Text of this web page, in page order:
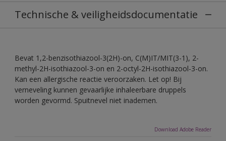
Technische & veiligheidsdocumentatie
Bevat 1,2-benzisothiazool-3(2H)-on, C(M)IT/MIT(3-1), 2-
methyl-2H-isothiazool-3-on en 2-octyl-2H-isothiazool-3-on.
Kan een allergische reactie veroorzaken. Let op! Bij
verneveling kunnen gevaarlijke inhaleerbare druppels
worden gevormd. Spuitnevel niet inademen.
Download Adobe Reader